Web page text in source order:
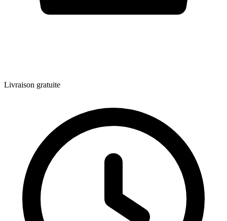
Livraison gratuite